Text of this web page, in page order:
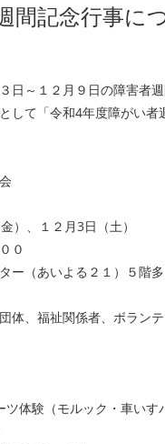
間記念行事に
日～１２月９日の障害者
して「令和4年度障がい者
）、１２月3日（土）
ー（あいよる２１）５階
体、福祉関係者、ボラン
験（モルック・車いすバ